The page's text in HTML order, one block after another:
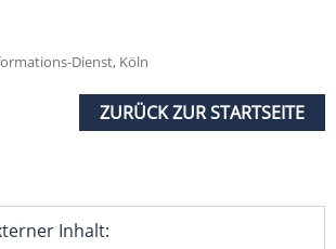
Dienst, Köln
ZURÜCK ZUR STARTSEITE
Inhalt: